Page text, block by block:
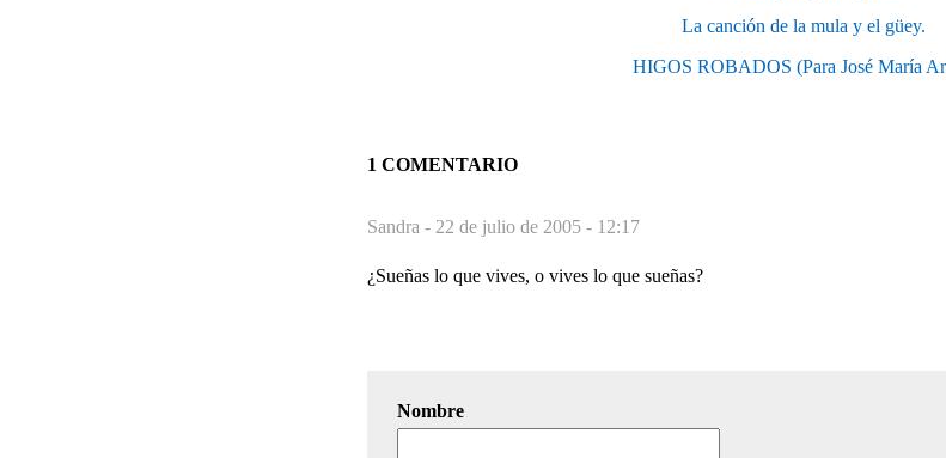
La canción de la mula y el güey.
HIGOS ROBADOS (Para José María
1 COMENTARIO
Sandra - 22 de julio de 2005 - 12:17
¿Sueñas lo que vives, o vives lo que sueñas?
Nombre